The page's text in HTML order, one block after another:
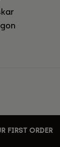
FIRST ORDER